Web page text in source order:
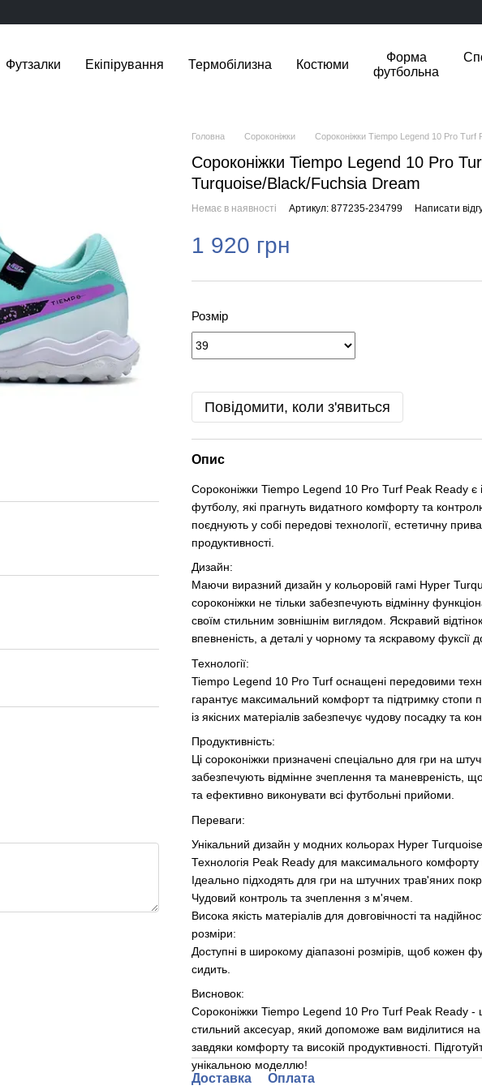
Футзалки Екіпірування Термобілизна Костюми
Форма
футбольна
Головна Сороконіжки Сороконіжки Tiempo Legend 10 Pro
Сороконіжки Tiempo Legend 10 Pro
Turquoise/Black/Fuchsia Dream
Немає в наявності Артикул: 877235-234799 Написати
1 920 грн
Розмір
Повідомити, коли з'явиться
Опис
Сороконіжки Tiempo Legend 10 Pro Turf Peak Ready
футболу, які прагнуть видатного комфорту та
поєднують у собі передові технології, естетичну
продуктивності.
Дизайн:
Маючи виразний дизайн у кольоровій гамі Hyper
сороконіжки не тільки забезпечують відмінну
своїм стильним зовнішнім виглядом. Яскравий
впевненість, а деталі у чорному та яскравому фуксії
Технології:
Tiempo Legend 10 Pro Turf оснащені передовими
гарантує максимальний комфорт та підтримку стопи
із якісних матеріалів забезпечує чудову посадку та
Продуктивність:
Ці сороконіжки призначені спеціально для гри на
забезпечують відмінне зчеплення та маневреність,
та ефективно виконувати всі футбольні прийоми.
Переваги:
Унікальний дизайн у модних кольорах Hyper
Технологія Peak Ready для максимального комфорту
Ідеально підходять для гри на штучних трав'яних
Чудовий контроль та зчеплення з м'ячем.
Висока якість матеріалів для довговічності та
розміри:
Доступні в широкому діапазоні розмірів, щоб кожен
сидить.
Висновок:
Сороконіжки Tiempo Legend 10 Pro Turf Peak Ready -
стильний аксесуар, який допоможе вам виділитися на
завдяки комфорту та високій продуктивності.
унікальною моделлю!
Доставка Оплата